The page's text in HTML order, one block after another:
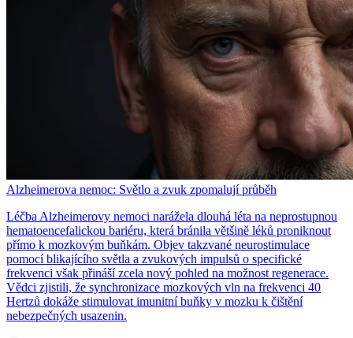
Alzheimerova nemoc: Světlo a zvuk zpomalují průběh
Léčba Alzheimerovy nemoci narážela dlouhá léta na neprostupnou
hematoencefalickou bariéru, která bránila většině léků proniknout
přímo k mozkovým buňkám. Objev takzvané neurostimulace
pomocí blikajícího světla a zvukových impulsů o specifické
frekvenci však přináší zcela nový pohled na možnost regenerace.
Vědci zjistili, že synchronizace mozkových vln na frekvenci 40
Hertzů dokáže stimulovat imunitní buňky v mozku k čištění
nebezpečných usazenin.